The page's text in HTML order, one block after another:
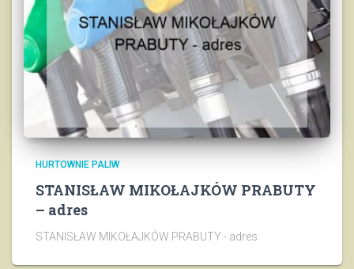
HURTOWNIE PALIW
STANISŁAW MIKOŁAJKÓW PRABUTY
– adres
STANISŁAW MIKOŁAJKÓW PRABUTY - adres